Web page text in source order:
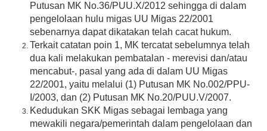
Putusan MK No.36/PUU.X/2012 sehingga di dalam
pengelolaan hulu migas UU Migas 22/2001
sebenarnya dapat dikatakan telah cacat hukum.
Terkait catatan poin 1, MK tercatat sebelumnya telah
dua kali melakukan pembatalan - merevisi dan/atau
mencabut-, pasal yang ada di dalam UU Migas
22/2001, yaitu melalui (1) Putusan MK No.002/PPU-
I/2003, dan (2) Putusan MK No.20/PUU.V/2007.
Kedudukan SKK Migas sebagai lembaga yang
mewakili negara/pemerintah dalam pengelolaan dan